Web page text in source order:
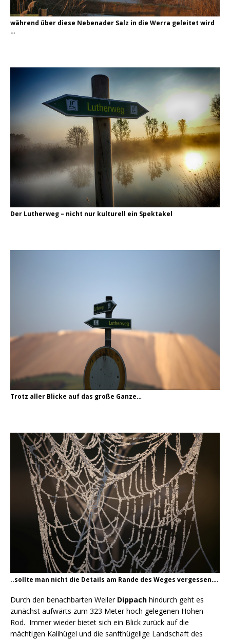
während über diese Nebenader Salz in die Werra geleitet wird
…
Der Lutherweg – nicht nur kulturell ein Spektakel
Trotz aller Blicke auf das große Ganze…
..sollte man nicht die Details am Rande des Weges vergessen….
Durch den benachbarten Weiler Dippach hindurch geht es
zunächst aufwärts zum 323 Meter hoch gelegenen Hohen
Rod. Immer wieder bietet sich ein Blick zurück auf die
mächtigen Kalihügel und die sanfthügelige Landschaft des